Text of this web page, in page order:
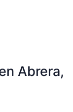
Abrera,